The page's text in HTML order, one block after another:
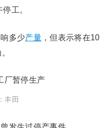
工。
多少产量 ，但表示将在10
丰田